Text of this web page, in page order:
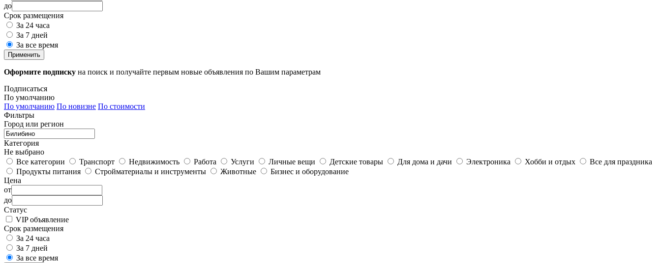
до
Срок размещения
За 24 часа
За 7 дней
За все время
Применить
Оформите подписку на поиск и получайте первым новые объявления по Вашим параметрам
Подписаться
По умолчанию
По умолчанию По новизне По стоимости
Фильтры
Город или регион
Категория
Не выбрано
Все категории
Транспорт Недвижимость Работа Услуги Личные вещи Детские товары Для дома и дачи Электроника Хобби и отдых
Все для праздника
Продукты питания
Стройматериалы и инструменты Животные
Бизнес и оборудование
Цена
от
до
Статус
VIP объявление
Срок размещения
За 24 часа
За 7 дней
За все время